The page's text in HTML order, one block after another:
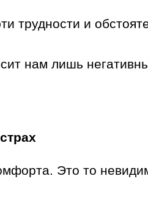
трудности и
нам лишь
Это то